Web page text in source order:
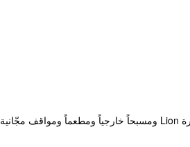
يقع فندق سيجيريا ضمن المثلث الحضاري لسيريلانكا، وهو أحد مواقع التراث العالمي التابعة لليونيسكو. ويوفر أفضل إطلالة لصخرة Lion ومسبحاً خارجياً ومطعماً ومواقف مجّانية